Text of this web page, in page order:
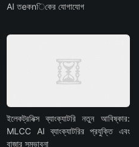
AI তeকnিকের যোগাযোগ
ইলেকট্রনিক্স ব্যাংক্যাটরি নতুন আবিষ্কার:
MLCC AI ব্যাংক্যাটরির প্রযুক্তি এবং
বাজার সম্ভাবনা